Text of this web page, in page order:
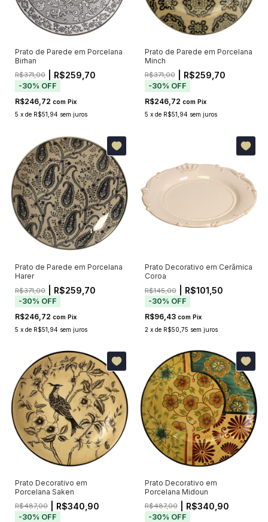
Prato de Parede em Porcelana
Birhan
R$371,00 | R$259,70
-30% OFF
R$246,72 com Pix
5 x de R$51,94 sem juros
Prato de Parede em Porcelana
Minch
R$371,00| R$259,70
-30% OFF
R$246,72 com Pix
5 x de R$51,94 sem juros
Prato de Parede em Porcelana
Harer
R$371,00 | R$259,70
-30% OFF
R$246,72 com Pix
5 x de R$51,94 sem juros
Prato Decorativo em Cerâmica
Coroa
R$145,00| R$101,50
-30% OFF
R$96,43 com Pix
2 x de R$50,75 sem juros
Prato Decorativo em
Porcelana Saken
R$487,00 | R$340,90
-30% OFF
Prato Decorativo em
Porcelana Midoun
R$487,00| R$340,90
-30% OFF